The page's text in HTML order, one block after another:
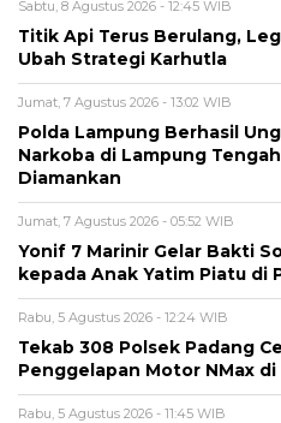
Sabtu, 8 Agustus 2026 - 12:45 WIB
Titik Api Terus Berulang,
Ubah Strategi Karhutla
Jumat, 7 Agustus 2026 - 13:02 WIB
Polda Lampung Berhasil
Narkoba di Lampung
Diamankan
Jumat, 7 Agustus 2026 - 05:52 WIB
Yonif 7 Marinir Gelar Bakti
kepada Anak Yatim Piatu di
Rabu, 5 Agustus 2026 - 12:24 WIB
Tekab 308 Polsek Padang
Penggelapan Motor NMax
Rabu, 5 Agustus 2026 - 11:45 WIB